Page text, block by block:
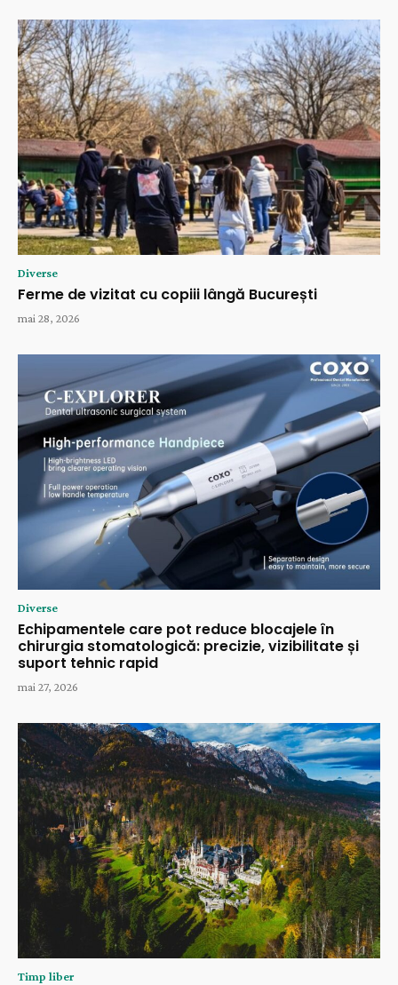
Diverse
Ferme de vizitat cu copiii lângă București
mai 28, 2026
Diverse
Echipamentele care pot reduce blocajele în
chirurgia stomatologică: precizie, vizibilitate și
suport tehnic rapid
mai 27, 2026
Timp liber